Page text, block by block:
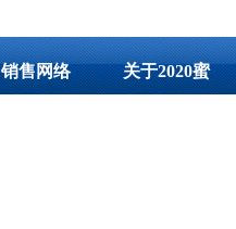
销售网络 关于2020蜜